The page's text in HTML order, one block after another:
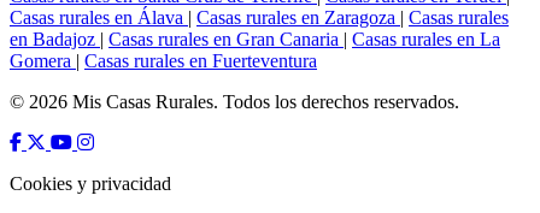
Casas rurales en Álava | Casas rurales en Zaragoza | Casas rurales
en Badajoz | Casas rurales en Gran Canaria | Casas rurales en La
Gomera | Casas rurales en Fuerteventura
© 2026 Mis Casas Rurales. Todos los derechos reservados.
Cookies y privacidad